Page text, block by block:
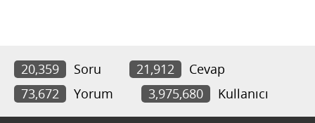
20,359 Soru 21,912
Cevap
73,672
Yorum 3,975,680 Kullanıcı